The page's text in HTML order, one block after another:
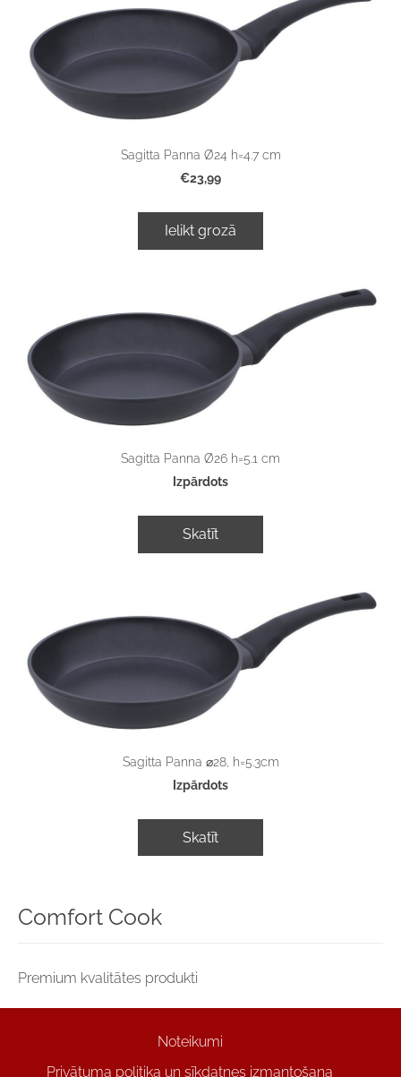
Comfort Cook
Premium kvalitātes produkti
Sagitta Panna Ø24 h=4.7 cm
€23,99
Ielikt grozā
Sagitta Panna Ø26 h=5.1 cm
Izpārdots
Skatīt
Sagitta Panna ⌀28, h=5.3cm
Izpārdots
Skatīt
Noteikumi
Privātuma politika un sīkdatnes izmantošana